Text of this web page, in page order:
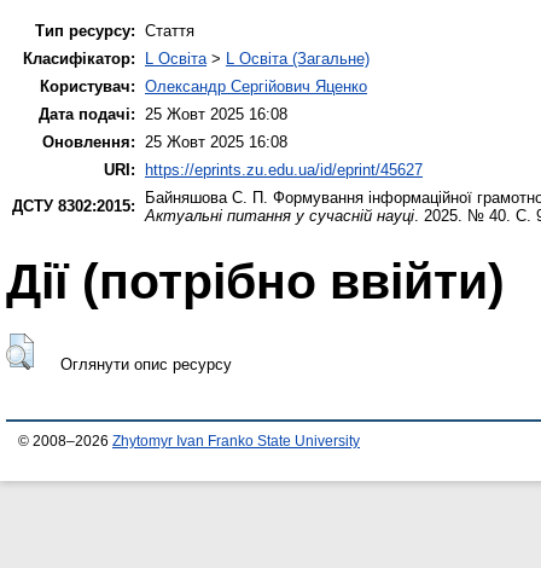
Тип ресурсу: Стаття
Класифікатор:
L Освіта > L Освіта (Загальне)
Користувач: Олександр Сергійович Яценко
Дата подачі:
25 Жовт 2025 16:08
Оновлення:
25 Жовт 2025 16:08
URI: https://eprints.zu.edu.ua/id/eprint/45627
ДСТУ 8302:2015:
Байняшова С. П. Формування інформаційної
Актуальні питання у сучасній науці . 2025. № 40. С.
Дії ​​(потрібно ввійти)
Оглянути опис ресурсу
© 2008–2026 Zhytomyr Ivan Franko State University